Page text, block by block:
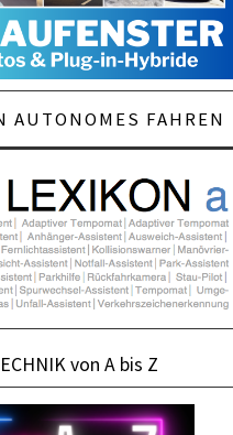
AUTONOMES FAHREN
von A bis Z